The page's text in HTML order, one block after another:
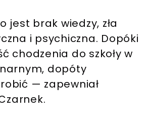
jest brak wiedzy, zła
i psychiczna. Dopóki
chodzenia do szkoły w
dopóty
— zapewniał